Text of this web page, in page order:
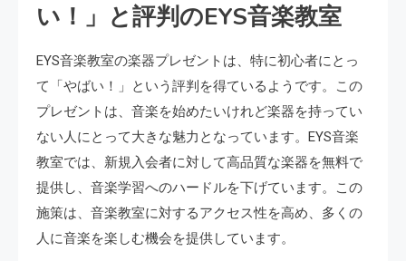
い！」と評判のEYS音楽教室
EYS音楽教室の楽器プレゼントは、特に初心者にとっ
て「やばい！」という評判を得ているようです。この
プレゼントは、音楽を始めたいけれど楽器を持ってい
ない人にとって大きな魅力となっています。EYS音楽
教室では、新規入会者に対して高品質な楽器を無料で
提供し、音楽学習へのハードルを下げています。この
施策は、音楽教室に対するアクセス性を高め、多くの
人に音楽を楽しむ機会を提供しています。